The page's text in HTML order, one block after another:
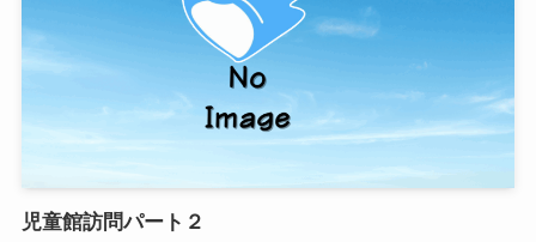
児童館訪問パート２